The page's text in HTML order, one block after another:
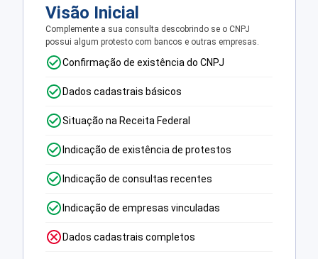
Visão Inicial
Complemente a sua consulta descobrindo se o CNPJ
possui algum protesto com bancos e outras empresas.
Confirmação de existência do CNPJ
Dados cadastrais básicos
Situação na Receita Federal
Indicação de existência de protestos
Indicação de consultas recentes
Indicação de empresas vinculadas
Dados cadastrais completos